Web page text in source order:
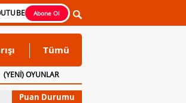
Abone Ol
Tümü
(YENİ) OYUNLAR
Puan Durumu